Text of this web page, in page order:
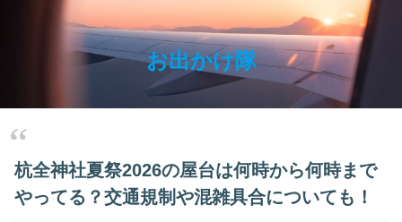
お出かけ隊
杭全神社夏祭2026の屋台は何時から何時まで
やってる？交通規制や混雑具合についても！